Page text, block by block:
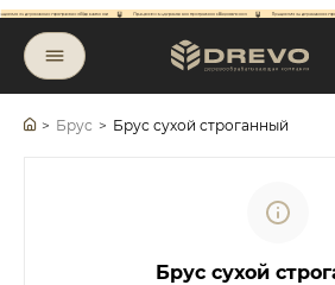
> Брус > Брус сухой строганный
Брус сухой